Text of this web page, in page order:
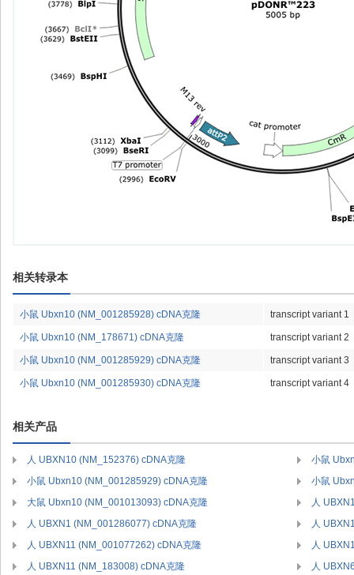
相关转录本
小鼠 Ubxn10 (NM_001285928) cDNA克隆 transcript variant 1
小鼠 Ubxn10 (NM_178671) cDNA克隆 transcript variant 2
小鼠 Ubxn10 (NM_001285929) cDNA克隆 transcript variant 3
小鼠 Ubxn10 (NM_001285930) cDNA克隆 transcript variant 4
相关产品
人 UBXN10 (NM_152376) cDNA克隆
小鼠
小鼠 Ubxn10 (NM_001285929) cDNA克隆
小鼠
大鼠 Ubxn10 (NM_001013093) cDNA克隆
人
人 UBXN1 (NM_001286077) cDNA克隆
人
人 UBXN11 (NM_001077262) cDNA克隆
人
人 UBXN11 (NM_183008) cDNA克隆
人